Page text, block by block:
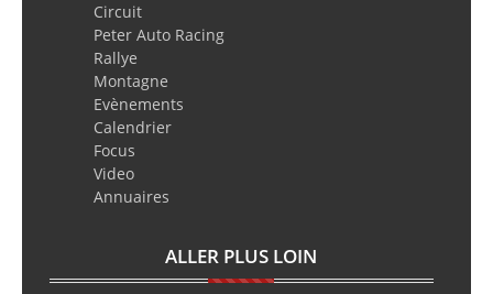
Circuit
Peter Auto Racing
Rallye
Montagne
Evènements
Calendrier
Focus
Video
Annuaires
ALLER PLUS LOIN